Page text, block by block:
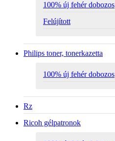
100% új fehér dobozos
Felújított
Philips toner, tonerkazetta
100% új fehér dobozos
Rz
Ricoh gélpatronok